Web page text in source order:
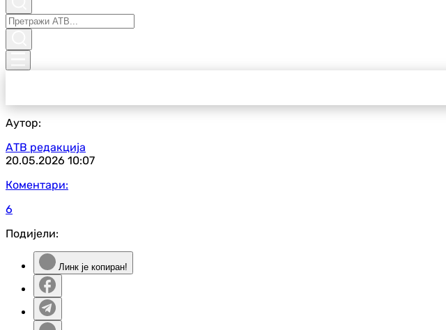
Аутор:
АТВ редакција
20.05.2026 10:07
Коментари:
6
Подијели:
Линк је копиран!